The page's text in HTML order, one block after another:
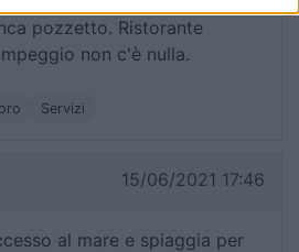
pozzetto. Ristorante
non c'è nulla.
Servizi
15/06/2021 17:46
al mare e spiaggia per